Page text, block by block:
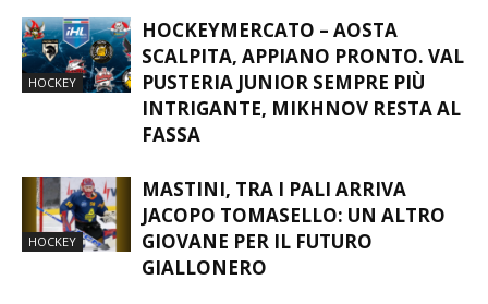
HOCKEY
HOCKEYMERCATO – AOSTA
SCALPITA, APPIANO PRONTO. VAL
PUSTERIA JUNIOR SEMPRE PIÙ
INTRIGANTE, MIKHNOV RESTA AL
FASSA
HOCKEY
MASTINI, TRA I PALI ARRIVA
JACOPO TOMASELLO: UN ALTRO
GIOVANE PER IL FUTURO
GIALLONERO